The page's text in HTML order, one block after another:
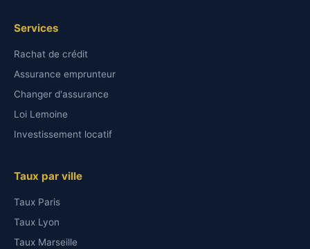
Services
Rachat de crédit
Assurance emprunteur
Changer d'assurance
Loi Lemoine
Investissement locatif
Taux par ville
Taux Paris
Taux Lyon
Taux Marseille